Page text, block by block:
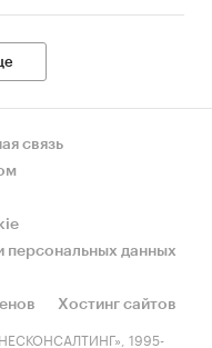
связь
персональных данных
Хостинг сайтов
1995-